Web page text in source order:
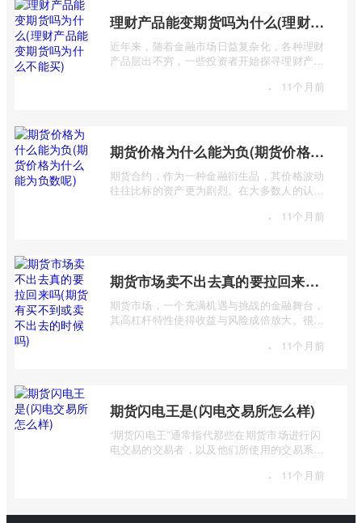
理财产品能变期货吗为什么(理财产品能变期货吗为什么不能买)
近年来，随着金融市场日益复杂化，各种理财
产品层出不穷，一些投资者开始探寻理财产品
· 11个月前
期货价格为什么能为负(期货价格为什么能为负数呢)
期货合约，作为一种金融衍生品，其价格波动
往往比标的资产更为剧烈。在大多数人的认知
· 11个月前
期货市场卖不出去真的要拉回来吗(期货有买不到或卖不出去的时候吗)
期货市场，一个充满机遇与挑战的金融舞台，
其高杠杆特性使得收益与风险成倍放大。很多
· 11个月前
期货闪电王是(闪电交易所怎么样)
“期货闪电王”通常指代那些在期货市场进行闪
电交易的交易者，以及他们所使用的交易系统
· 11个月前